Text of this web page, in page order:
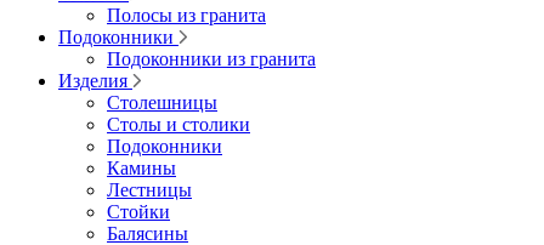
Полосы из гранита
Подоконники
Подоконники из гранита
Изделия
Столешницы
Столы и столики
Подоконники
Камины
Лестницы
Стойки
Балясины